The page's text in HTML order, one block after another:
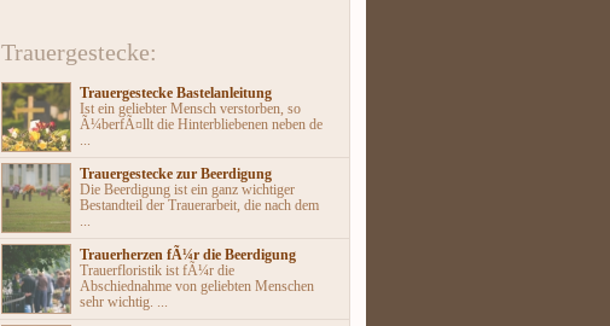
Trauergestecke:
Trauergestecke Bastelanleitung
Ist ein geliebter Mensch verstorben, so
Ã¼berfÃ¤llt die Hinterbliebenen neben de
...
Trauergestecke zur Beerdigung
Die Beerdigung ist ein ganz wichtiger
Bestandteil der Trauerarbeit, die nach dem
...
Trauerherzen fÃ¼r die Beerdigung
Trauerfloristik ist fÃ¼r die
Abschiednahme von geliebten Menschen
sehr wichtig. ...